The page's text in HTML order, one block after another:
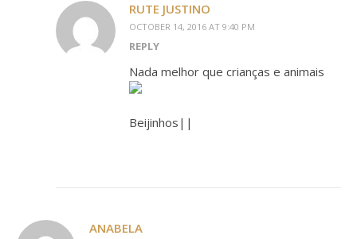
RUTE JUSTINO
OCTOBER 14, 2016 AT 9:40 PM
REPLY
Nada melhor que crianças e animais
Beijinhos||
ANABELA